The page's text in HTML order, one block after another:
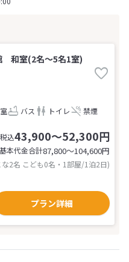
和室(2名～5名1室)
バス トイレ 禁煙
税込43,900～52,300円
基本代金合計87,800〜104,600円
な2名 こども0名・1部屋/1泊2日)
プラン詳細